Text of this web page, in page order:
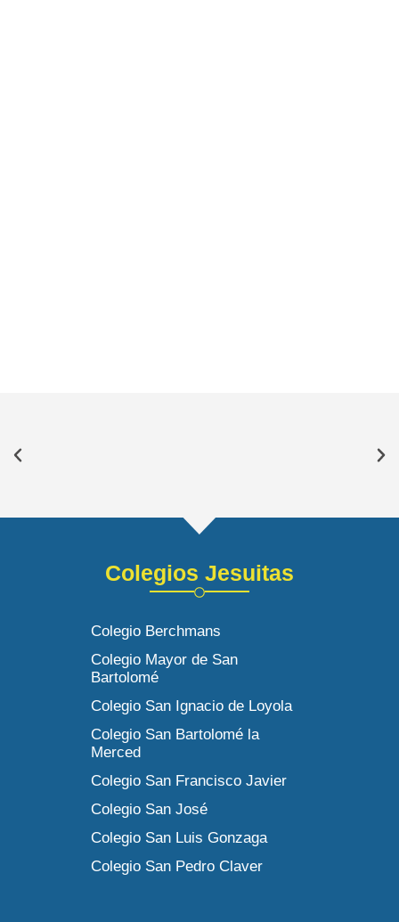
Colegios Jesuitas
Colegio Berchmans
Colegio Mayor de San
Bartolomé
Colegio San Ignacio de Loyola
Colegio San Bartolomé la
Merced
Colegio San Francisco Javier
Colegio San José
Colegio San Luis Gonzaga
Colegio San Pedro Claver